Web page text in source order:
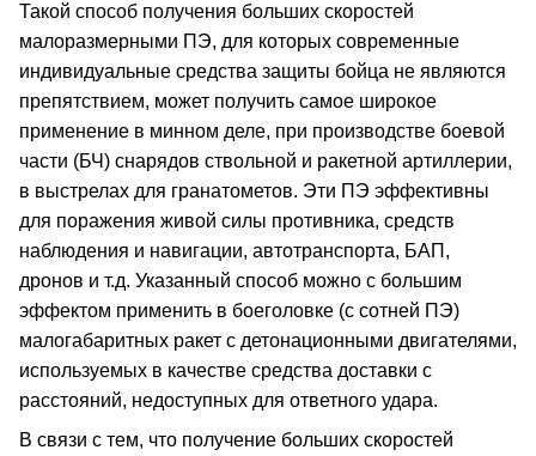
Такой способ получения больших скоростей
малоразмерными ПЭ, для которых современные
индивидуальные средства защиты бойца не являются
препятствием, может получить самое широкое
применение в минном деле, при производстве боевой
части (БЧ) снарядов ствольной и ракетной артиллерии,
в выстрелах для гранатометов. Эти ПЭ эффективны
для поражения живой силы противника, средств
наблюдения и навигации, автотранспорта, БАП,
дронов и т.д. Указанный способ можно с большим
эффектом применить в боеголовке (с сотней ПЭ)
малогабаритных ракет с детонационными двигателями,
используемых в качестве средства доставки с
расстояний, недоступных для ответного удара.
В связи с тем, что получение больших скоростей